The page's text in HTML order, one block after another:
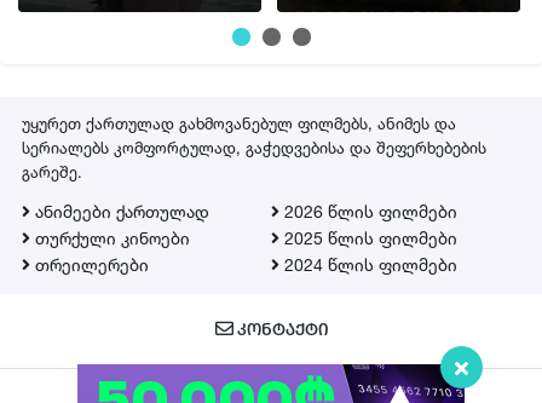
უყურეთ ქართულად გახმოვანებულ ფილმებს, ანიმეს და
სერიალებს კომფორტულად, გაჭედვებისა და შეფერხებების
გარეშე.
ანიმეები ქართულად
თურქული კინოები
თრეილერები
2026 წლის ფილმები
2025 წლის ფილმები
2024 წლის ფილმები
ᲙᲝᲜᲢᲐᲥᲢᲘ